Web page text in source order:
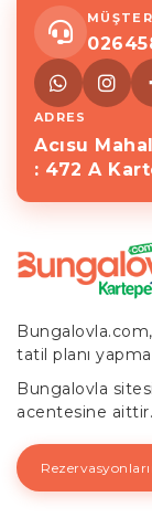
ADRES
Acısu
: 472 A
tatil planı
Bungalovla
acentesine aittir.